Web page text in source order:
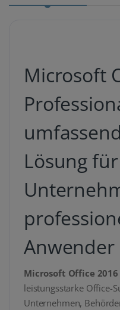
Microsoft
Lösung für
Anwender
Microsoft Office
leistungsstarke Office-
Unternehmen,